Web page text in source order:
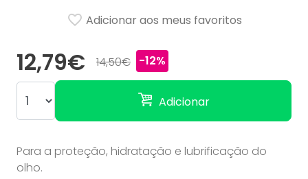
12,79€ 14,50€ -12%
Adicionar
Adicionar aos meus favoritos
Para a proteção, hidratação e lubrificação do
olho.